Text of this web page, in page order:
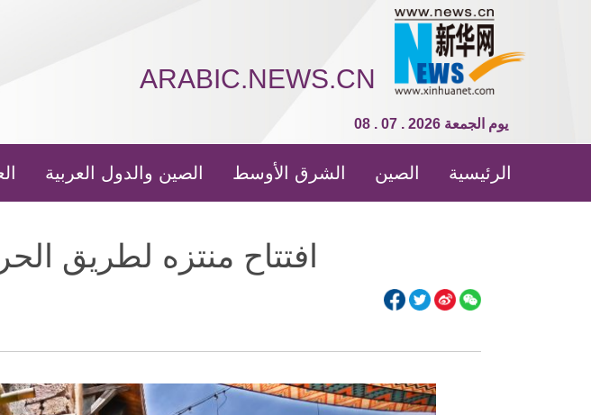
ARABIC.NEWS.CN
08 . 07 . 2026 يوم الجمعة
الرئيسية الصين الشرق الأوسط الصين والدول العربية
افتتاح منتزه لطريق